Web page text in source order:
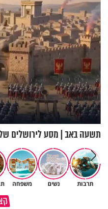
תשעה באב | מסע לירושלים
תרבות נשים משפחה
תעצרו לפני שאתם מוציאים